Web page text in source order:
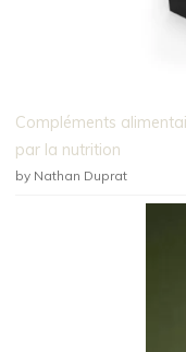
Compléments
par la nutrition
by Nathan Duprat